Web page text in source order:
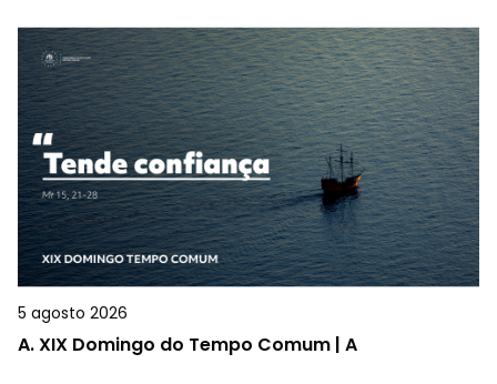
5 agosto 2026
A.XIX Domingo do Tempo Comum | A